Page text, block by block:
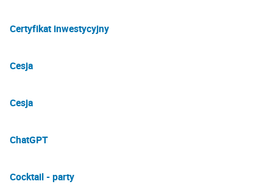
Certyfikat inwestycyjny
Cesja
Cesja
ChatGPT
Cocktail - party